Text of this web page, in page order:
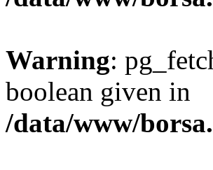
Warning:
boolean given in
/data/www/